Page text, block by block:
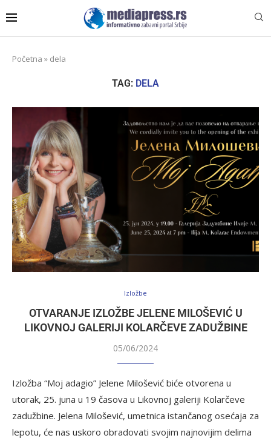
Početna » dela
TAG: DELA
Izložbe
OTVARANJE IZLOŽBE JELENE MILOŠEVIĆ U
LIKOVNOJ GALERIJI KOLARČEVE ZADUŽBINE
05/06/2024
Izložba “Moj adagio” Jelene Milošević biće otvorena u
utorak, 25. juna u 19 časova u Likovnoj galeriji Kolarčeve
zadužbine. Jelena Milošević, umetnica istančanog osećaja za
lepotu, će nas uskoro obradovati svojim najnovijim delima